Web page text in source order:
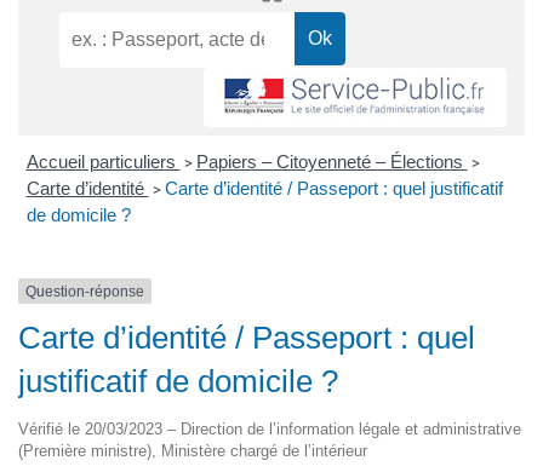
Accueil particuliers > Papiers – Citoyenneté – Élections >
Carte d’identité > Carte d’identité / Passeport : quel justificatif
de domicile ?
Question-réponse
Carte d’identité / Passeport : quel
justificatif de domicile ?
Vérifié le 20/03/2023 – Direction de l’information légale et administrative
(Première ministre), Ministère chargé de l’intérieur